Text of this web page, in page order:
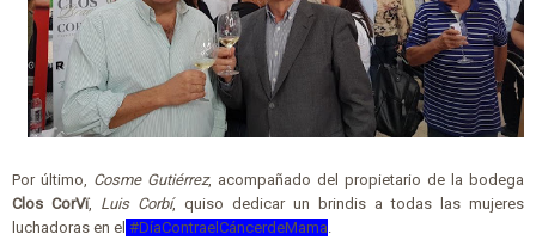
Por último, Cosme Gutiérrez, acompañado del propietario de la bodega
Clos CorVï, Luis Corbí, quiso dedicar un brindis a todas las mujeres
luchadoras en el #DíaContraelCáncerdeMama